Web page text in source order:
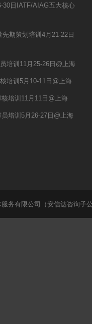
30日IATF/AIAG五大核心
期策划培训4月21-22日
培训11月25-26日@上海
培训5月10-11日@上海
培训11月11日@上海
培训5月26-27日@上海
务有限公司（安信达咨询子